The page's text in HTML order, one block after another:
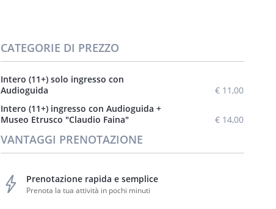
CATEGORIE DI PREZZO
Intero (11+) solo ingresso con
Audioguida
€ 11,00
Intero (11+) ingresso con Audioguida +
Museo Etrusco "Claudio Faina"
€ 14,00
VANTAGGI PRENOTAZIONE
Prenotazione rapida e semplice
Prenota la tua attività in pochi minuti